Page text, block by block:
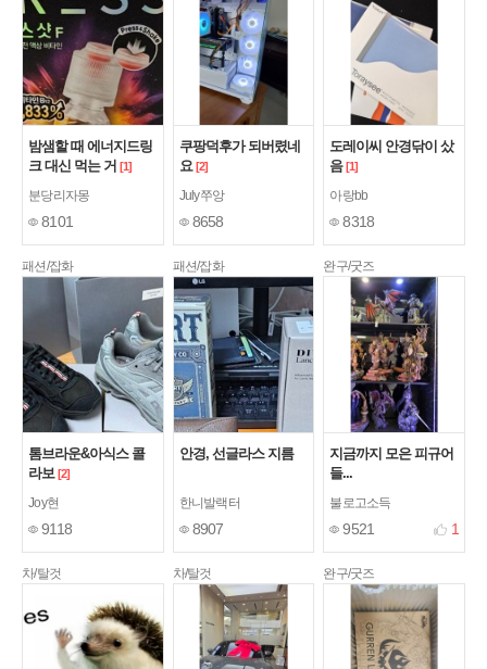
밤샘할 때 에너지드링
크 대신 먹는 거 [1]
분당리자몽
8101
쿠팡덕후가 되버렸네
요 [2]
July쭈앙
8658
도레이씨 안경닦이 샀
음 [1]
아랑bb
8318
패션/잡화
톰브라운&아식스 콜
라보 [2]
Joy현
9118
패션/잡화
안경, 선글라스 지름
한니발랙터
8907
완구/굿즈
지금까지 모은 피규어
들...
불로고소득
9521 1
차/탈것 차/탈것 완구/굿즈